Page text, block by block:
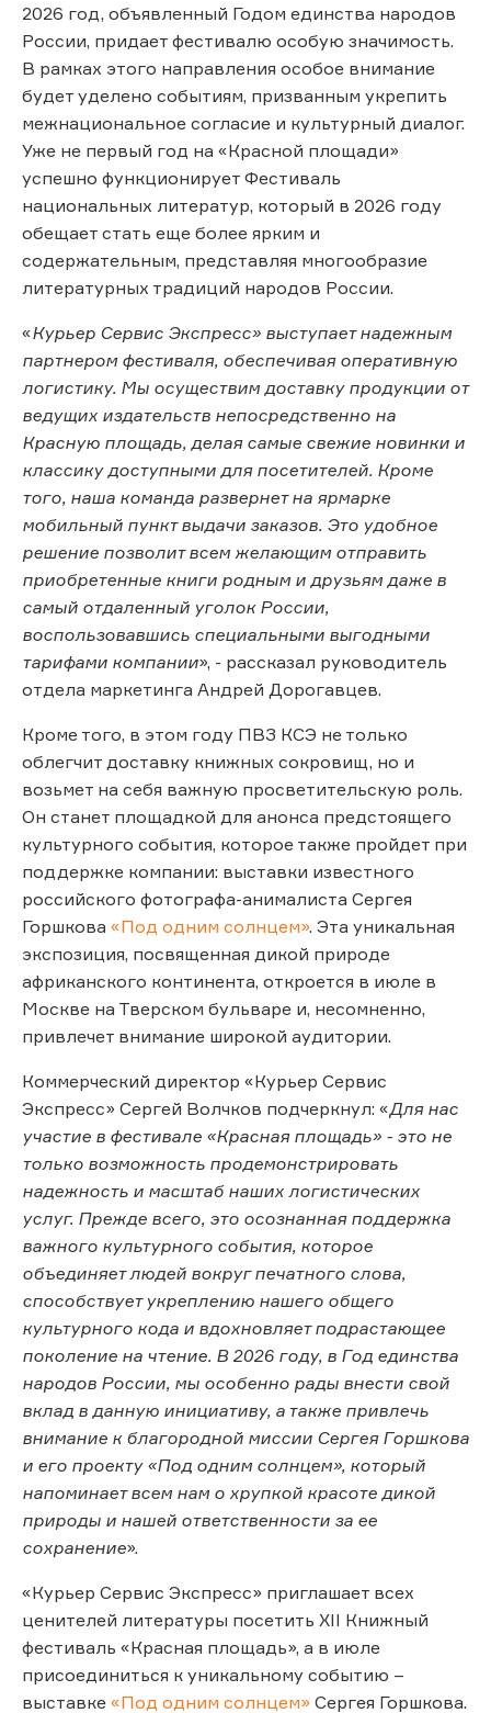
2026 год, объявленный Годом единства народов
России, придает фестивалю особую значимость.
В рамках этого направления особое внимание
будет уделено событиям, призванным укрепить
межнациональное согласие и культурный диалог.
Уже не первый год на «Красной площади»
успешно функционирует Фестиваль
национальных литератур, который в 2026 году
обещает стать еще более ярким и
содержательным, представляя многообразие
литературных традиций народов России.
«Курьер Сервис Экспресс» выступает надежным
партнером фестиваля, обеспечивая оперативную
логистику. Мы осуществим доставку продукции от
ведущих издательств непосредственно на
Красную площадь, делая самые свежие новинки и
классику доступными для посетителей. Кроме
того, наша команда развернет на ярмарке
мобильный пункт выдачи заказов. Это удобное
решение позволит всем желающим отправить
приобретенные книги родным и друзьям даже в
самый отдаленный уголок России,
воспользовавшись специальными выгодными
тарифами компании», - рассказал руководитель
отдела маркетинга Андрей Дорогавцев.
Кроме того, в этом году ПВЗ КСЭ не только
облегчит доставку книжных сокровищ, но и
возьмет на себя важную просветительскую роль.
Он станет площадкой для анонса предстоящего
культурного события, которое также пройдет при
поддержке компании: выставки известного
российского фотографа-анималиста Сергея
Горшкова «Под одним солнцем». Эта уникальная
экспозиция, посвященная дикой природе
африканского континента, откроется в июле в
Москве на Тверском бульваре и, несомненно,
привлечет внимание широкой аудитории.
Коммерческий директор «Курьер Сервис
Экспресс» Сергей Волчков подчеркнул: «Для нас
участие в фестивале «Красная площадь» - это не
только возможность продемонстрировать
надежность и масштаб наших логистических
услуг. Прежде всего, это осознанная поддержка
важного культурного события, которое
объединяет людей вокруг печатного слова,
способствует укреплению нашего общего
культурного кода и вдохновляет подрастающее
поколение на чтение. В 2026 году, в Год единства
народов России, мы особенно рады внести свой
вклад в данную инициативу, а также привлечь
внимание к благородной миссии Сергея Горшкова
и его проекту «Под одним солнцем», который
напоминает всем нам о хрупкой красоте дикой
природы и нашей ответственности за ее
сохранение».
«Курьер Сервис Экспресс» приглашает всех
ценителей литературы посетить XII Книжный
фестиваль «Красная площадь», а в июле
присоединиться к уникальному событию –
выставке «Под одним солнцем» Сергея Горшкова.